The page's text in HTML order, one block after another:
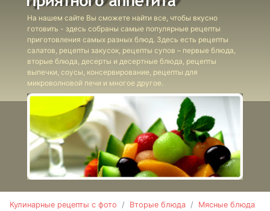
На нашем сайте Вы сможете найти все, чтобы вкусно
готовить - здесь собраны самые популярные рецепты
приготовления самых разных блюд. Здесь есть рецепты
салатов, рецепты закусок, рецепты супов – первые блюда,
вторые блюда, десерты и десертные блюда, рецепты
выпечки, соусы, консервирование, рецепты для
микроволновой печи и многое другое.
Кулинарные рецепты с фото Вторые блюда Мясные блюда
Бириани с
ягнятиной
Бургеры с
фасолевым
соусом
Фаршированные
баклажаны
Фаршированные
баклажаны с
пряностями
Фаршированный